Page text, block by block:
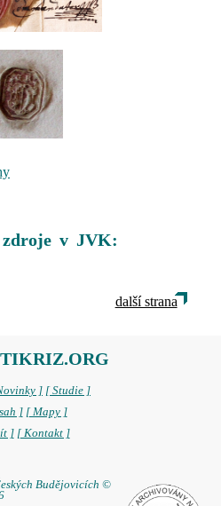
zdroje v JVK:
další strana
] [ Studie ]
] [ Mapy ]
] [ Kontakt ]
Budějovicích ©